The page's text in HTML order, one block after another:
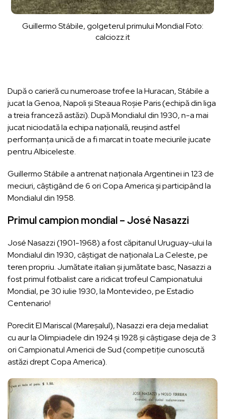
Guillermo Stábile, golgeterul primului Mondial Foto:
calciozz.it
După o carieră cu numeroase trofee la Huracan, Stábile a
jucat la Genoa, Napoli și Steaua Roșie Paris (echipă din liga
a treia franceză astăzi). După Mondialul din 1930, n-a mai
jucat niciodată la echipa națională, reușind astfel
performanța unică de a fi marcat in toate meciurile jucate
pentru Albiceleste.
Guillermo Stábile a antrenat naționala Argentinei in 123 de
meciuri, câștigând de 6 ori Copa America și participând la
Mondialul din 1958.
Primul campion mondial – José Nasazzi
José Nasazzi (1901-1968) a fost căpitanul Uruguay-ului la
Mondialul din 1930, câștigat de naționala La Celeste, pe
teren propriu. Jumătate italian și jumătate basc, Nasazzi a
fost primul fotbalist care a ridicat trofeul Campionatului
Mondial, pe 30 iulie 1930, la Montevideo, pe Estadio
Centenario!
Poreclit El Mariscal (Mareșalul), Nasazzi era deja medaliat
cu aur la Olimpiadele din 1924 și 1928 și câștigase deja de 3
ori Campionatul Americii de Sud (competiție cunoscută
astăzi drept Copa America).